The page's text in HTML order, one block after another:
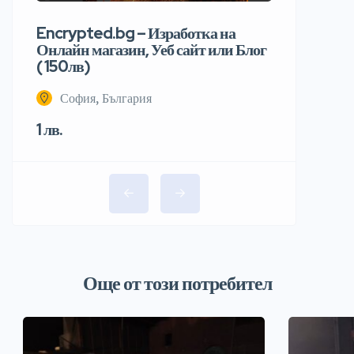
Encrypted.bg – Изработка на
Онлайн магазин, Уеб сайт или Блог
( 150лв)
София, България
1 лв.
Още от този потребител